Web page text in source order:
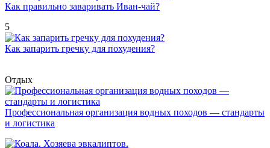
Как правильно заваривать Иван-чай?
5
Как запарить гречку для похудения?
Отдых
Профессиональная организация водных походов — стандарты
и логистика